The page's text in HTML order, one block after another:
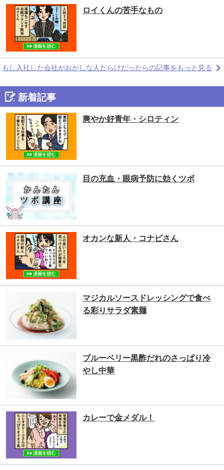
ロイくんの苦手なもの
もし入社した会社がおかしな人だらけだったらの記事をもっと見る
新着記事
爽やか好青年・シロティン
目の充血・眼病予防に効くツボ
オカンな新人・コナピさん
マジカルソースドレッシングで食べ
る彩りサラダ素麺
ブルーベリー黒酢だれのさっぱり冷
やし中華
カレーで金メダル！